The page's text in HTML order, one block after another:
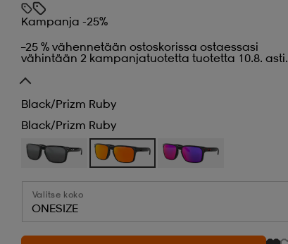
Kampanja -25%
–25 % vähennetään ostoskorissa ostaessasi
vähintään 2 kampanjatuotetta tuotetta 10.8. asti.
Black/prizm Ruby
Black/prizm Ruby
Valitse koko
ONESIZE